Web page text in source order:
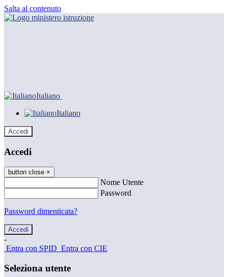
Salta al contenuto
Italiano
Italiano
Accedi
Accedi
button close ×
Nome Utente
Password
Password dimenticata?
-
Entra con SPID Entra con CIE
Seleziona utente